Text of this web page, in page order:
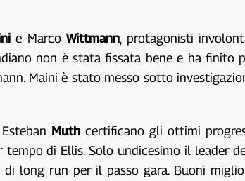
e MarcoWittmann , protagonisti
non è stata fissata bene e ha
Maini è stato messo sotto
Muth certificano gli ottimi
di Ellis. Solo undicesimo il leader
long run per il passo gara. Buoni